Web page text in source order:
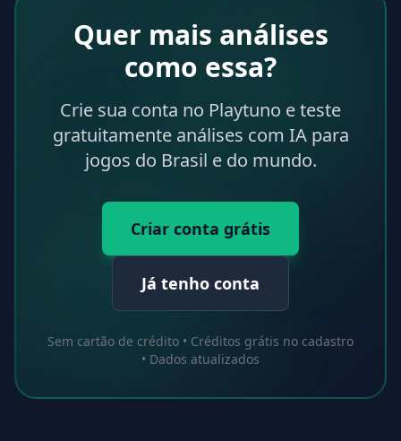
Quer mais análises
como essa?
Crie sua conta no Playtuno e teste
gratuitamente análises com IA para
jogos do Brasil e do mundo.
Criar conta grátis
Já tenho conta
Sem cartão de crédito • Créditos grátis no cadastro
• Dados atualizados